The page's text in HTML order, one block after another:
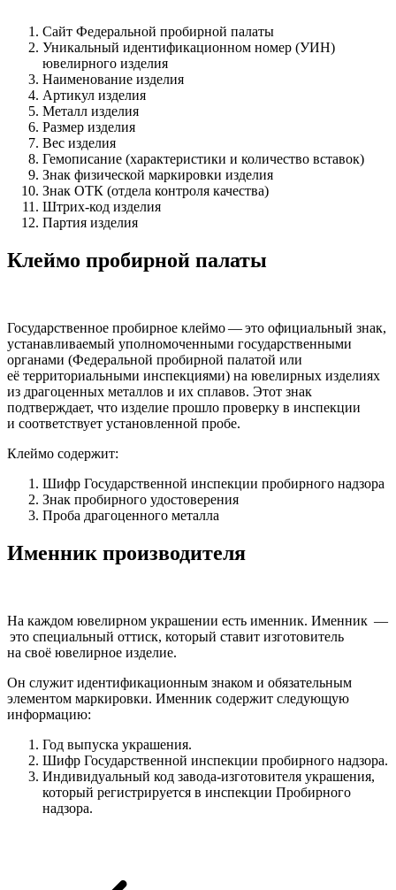
Сайт Федеральной пробирной палаты
Уникальный идентификационном номер (УИН)
ювелирного изделия
Наименование изделия
Артикул изделия
Металл изделия
Размер изделия
Вес изделия
Гемописание (характеристики и количество вставок)
Знак физической маркировки изделия
Знак ОТК (отдела контроля качества)
Штрих-код изделия
Партия изделия
Клеймо пробирной палаты
Государственное пробирное клеймо — это официальный знак,
устанавливаемый уполномоченными государственными
органами (Федеральной пробирной палатой или
её территориальными инспекциями) на ювелирных изделиях
из драгоценных металлов и их сплавов. Этот знак
подтверждает, что изделие прошло проверку в инспекции
и соответствует установленной пробе.
Клеймо содержит:
Шифр Государственной инспекции пробирного надзора
Знак пробирного удостоверения
Проба драгоценного металла
Именник производителя
На каждом ювелирном украшении есть именник. Именник —
это специальный оттиск, который ставит изготовитель
на своё ювелирное изделие.
Он служит идентификационным знаком и обязательным
элементом маркировки. Именник содержит следующую
информацию:
Год выпуска украшения.
Шифр Государственной инспекции пробирного надзора.
Индивидуальный код завода-изготовителя украшения,
который регистрируется в инспекции Пробирного
надзора.